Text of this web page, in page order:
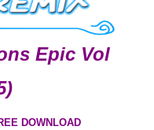
Epic Vol
DOWNLOAD